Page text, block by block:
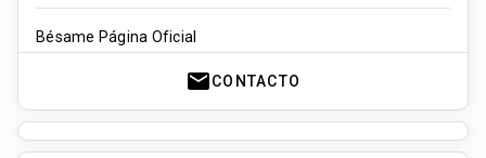
Bésame Página Oficial
mailCONTACTO